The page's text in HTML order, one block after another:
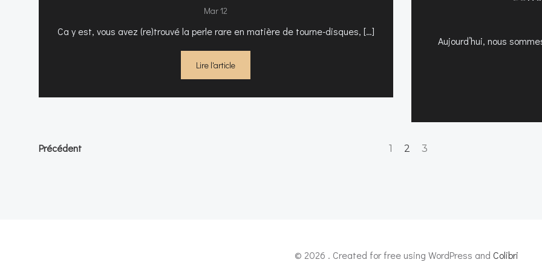
Aujourd’hui, nous
Mar 12
Ca y est, vous avez (re)trouvé la perle rare en matière de tourne-disques, […]
Lire l'article
Posts
Précédent Page
1 Page
2 Page
3
© 2026 . Created for free using WordPress and Colibri